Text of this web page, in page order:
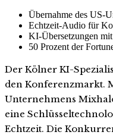
Übernahme des US-
Echtzeit-Audio für
KI-Übersetzungen
50 Prozent der
Der Kölner KI-
den Konferenzmarkt.
Unternehmens
eine
Echtzeit. Die